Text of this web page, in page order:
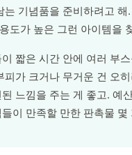
는 기념품을 준비하려고
도가 높은 그런 아이템을
짧은 시간 안에 여러 부
피가 크거나 무거운 건 오
느낌을 주는 게 좋고. 예
이 만족할 만한 판촉물